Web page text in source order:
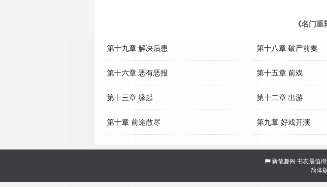
《名门
第十九章 解决后患 第十八章 破产前奏
第十六章 恶有恶报 第十五章 前戏
第十三章 缘起 第十二章 出游
第十章 前途散尽 第九章 好戏开演
新笔趣阁 书友最值
简体